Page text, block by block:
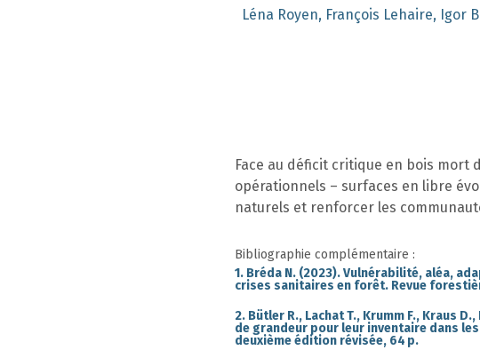
Léna Royen, François Lehaire, Igor
Face au déficit critique en bois mort
opérationnels – surfaces en libre
naturels et renforcer les
Bibliographie complémentaire :
1. Bréda N. (2023). Vulnérabilité, aléa,
crises sanitaires en forêt. Revue
2. Bütler R., Lachat T., Krumm F., Kraus
de grandeur pour leur inventaire dans
deuxième édition révisée, 64 p.